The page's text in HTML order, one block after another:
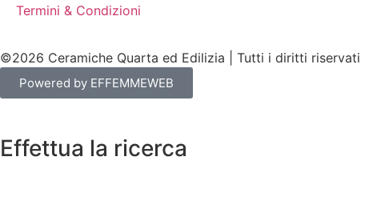
Termini & Condizioni
©2026 Ceramiche Quarta ed Edilizia | Tutti i diritti riservati
Powered by EFFEMMEWEB
Effettua la ricerca